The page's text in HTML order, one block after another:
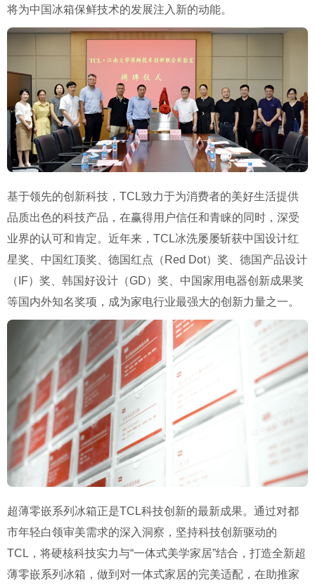
将为中国冰箱保鲜技术的发展注入新的动能。
基于领先的创新科技，TCL致力于为消费者的美好生活提供
品质出色的科技产品，在赢得用户信任和青睐的同时，深受
业界的认可和肯定。近年来，TCL冰洗屡屡斩获中国设计红
星奖、中国红顶奖、德国红点（Red Dot）奖、德国产品设计
（IF）奖、韩国好设计（GD）奖、中国家用电器创新成果奖
等国内外知名奖项，成为家电行业最强大的创新力量之一。
超薄零嵌系列冰箱正是TCL科技创新的最新成果。通过对都
市年轻白领审美需求的深入洞察，坚持科技创新驱动的
TCL，将硬核科技实力与“一体式美学家居”结合，打造全新超
薄零嵌系列冰箱，做到对一体式家居的完美适配，在助推家